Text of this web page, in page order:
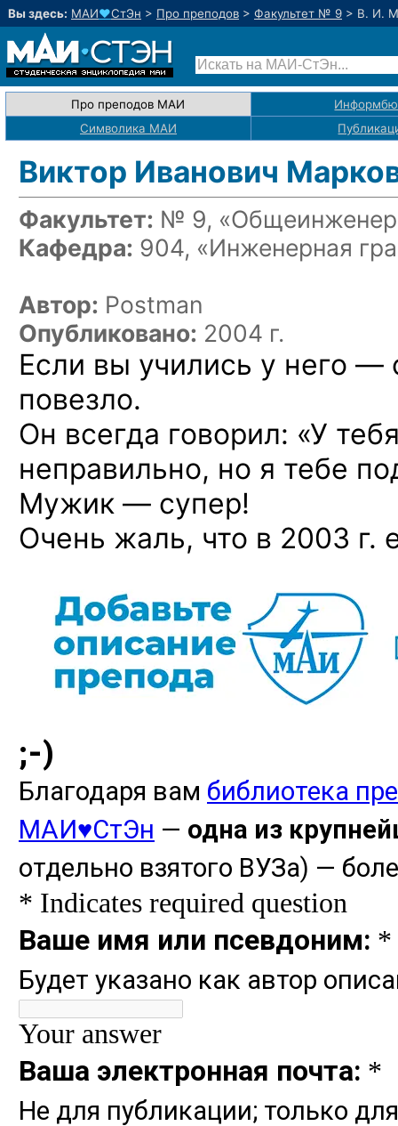
Вы здесь: МАИ♥СтЭн > Про преподов > Факультет № 9 > В. И.
Про преподов МАИ
Символика МАИ
Виктор Иванович
Факультет: № 9,
Кафедра: 904, «Инженерная
Автор: Postman
Опубликовано: 2004 г.
Если вы учились у него —
повезло.
Он всегда говорил: «У
неправильно, но я тебе
Мужик — супер!
Очень жаль, что в 2003 г.